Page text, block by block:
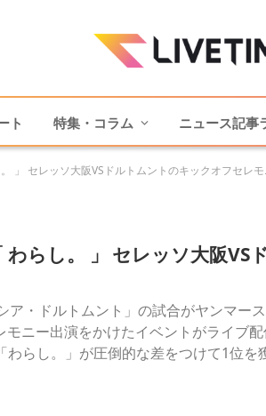
ト 特集・コラム ニュース記事
」 セレッソ大阪VSドルトムントのキックオフセレモ
わらし。 」 セレッソ大阪VS
ア・ドルトムント」の試合がヤンマー
ニー出演をかけたイベントがライブ配
らし。」が圧倒的な差をつけて1位を